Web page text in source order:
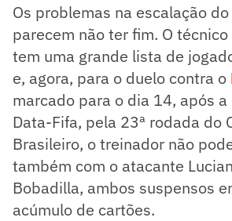
Os problemas na escalação do
parecem não ter fim. O
tem uma grande lista de
e, agora, para o duelo contra o
marcado para o dia 14, após
Data-Fifa, pela 23ª rodada do
Brasileiro, o treinador não
também com o atacante
Bobadilla, ambos suspensos
acúmulo de cartões.